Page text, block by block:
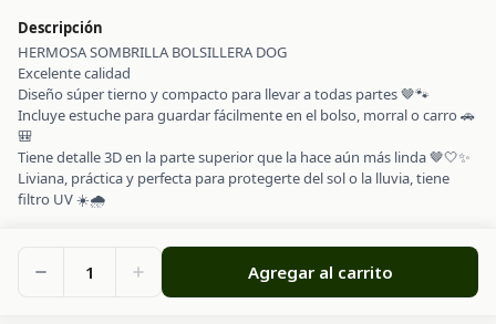
Descripción
HERMOSA SOMBRILLA BOLSILLERA DOG
Excelente calidad
Diseño súper tierno y compacto para llevar a todas partes 🤎🐾
Incluye estuche para guardar fácilmente en el bolso, morral o carro 🚗
🎒
Tiene detalle 3D en la parte superior que la hace aún más linda 🤎🤍✨
Liviana, práctica y perfecta para protegerte del sol o la lluvia, tiene
filtro UV ☀️🌧️
1 Agregar al carrito